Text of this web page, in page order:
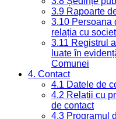
3.9 Rapoarte
3.10 Persoana
relația cu
3.11 Registrul
luate în
Comunei
4. Contact
4.1 Datele de
4.2 Relații cu
de contact
4.3 Programul